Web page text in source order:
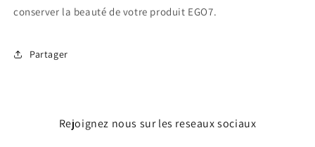
conserver la beauté de votre produit EGO7.
Partager
Rejoignez nous sur les reseaux sociaux